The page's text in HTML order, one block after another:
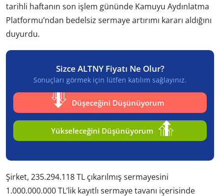
tarihli haftanın son işlem gününde Kamuyu Aydınlatma
Platformu’ndan bedelsiz sermaye artırımı kararı aldığını
duyurdu.
Sizce ALTNY Fiyatı Ne Olur?
Sonuçları görmek için lütfen katılım sağlayınız.
Düşeceğini Düşünüyorum
Yükseleceğini Düşünüyorum
Şirket, 235.294.118 TL çıkarılmış sermayesini
1.000.000.000 TL’lik kayıtlı sermaye tavanı içerisinde